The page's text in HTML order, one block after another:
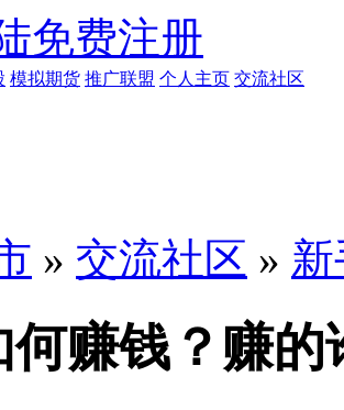
免费注册
模拟期货 推广联盟 个人主页 交流社区
» 交流社区 »
何赚钱？赚的